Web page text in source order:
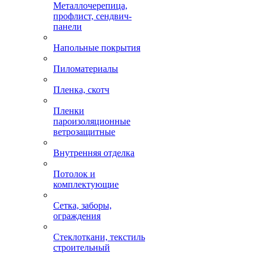
Металлочерепица,
профлист, сендвич-
панели
Напольные покрытия
Пиломатериалы
Пленка, скотч
Пленки
пароизоляционные
ветрозащитные
Внутренняя отделка
Потолок и
комплектующие
Сетка, заборы,
ограждения
Стеклоткани, текстиль
строительный